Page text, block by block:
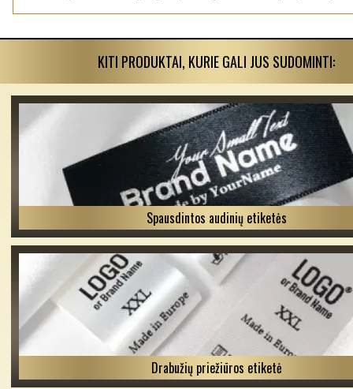
KITI PRODUKTAI, KURIE GALI JUS SUDOMINTI:
Spausdintos audinių etiketės
Drabužių priežiūros etiketė